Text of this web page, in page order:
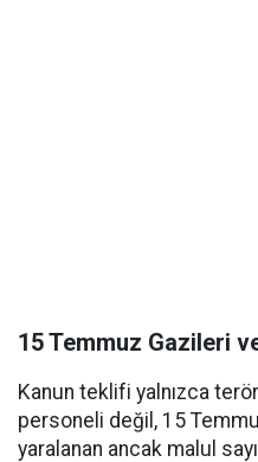
15 Temmuz Gazileri
Kanun teklifi yalnızca
personeli değil, 15
yaralanan ancak malul